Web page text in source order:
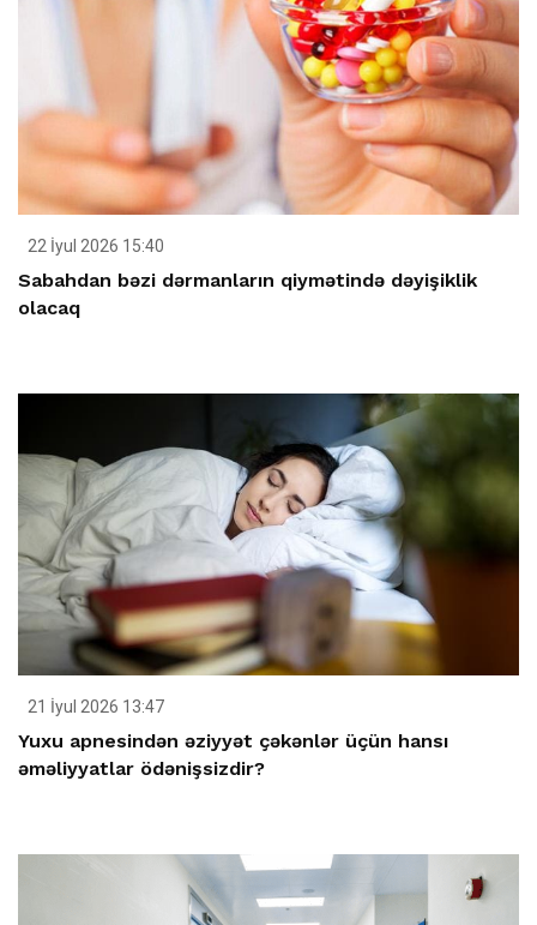
22 İyul 2026 15:40
Sabahdan bəzi dərmanların qiymətində dəyişiklik
olacaq
21 İyul 2026 13:47
Yuxu apnesindən əziyyət çəkənlər üçün hansı
əməliyyatlar ödənişsizdir?